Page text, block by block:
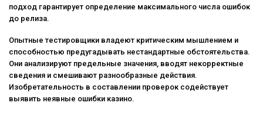
подход гарантирует определение максимального числа ошибок
до релиза.
Опытные тестировщики владеют критическим мышлением и
способностью предугадывать нестандартные обстоятельства.
Они анализируют предельные значения, вводят некорректные
сведения и смешивают разнообразные действия.
Изобретательность в составлении проверок содействует
выявить неявные ошибки казино.